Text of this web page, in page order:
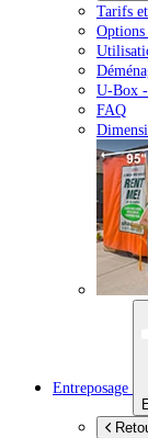
Tarifs
U-Box -
FAQ
Entreposage